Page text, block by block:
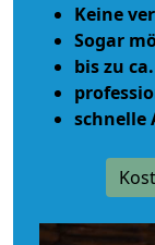
Keine
Sogar
bis zu
schnelle